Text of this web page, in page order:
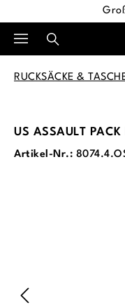
RUCKSÄCKE &
US ASSAULT PACK
Artikel-Nr.: